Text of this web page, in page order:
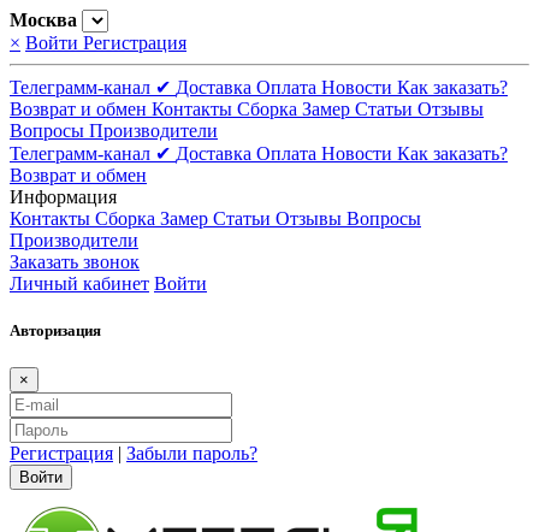
Москва
× Войти Регистрация
Телеграмм-канал ✔ Доставка Оплата Новости Как заказать?
Возврат и обмен Контакты Сборка Замер Статьи Отзывы
Вопросы Производители
Телеграмм-канал ✔ Доставка Оплата Новости Как заказать?
Возврат и обмен
Информация
Контакты Сборка Замер Статьи Отзывы Вопросы
Производители
Заказать звонок
Личный кабинет Войти
Авторизация
×
Регистрация | Забыли пароль?
Войти